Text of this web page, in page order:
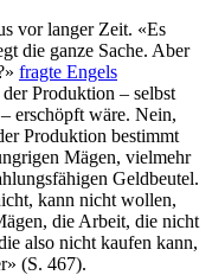
vor langer Zeit. «Es
die ganze Sache. Aber
fragte Engels
Produktion – selbst
erschöpft wäre. Nein,
Produktion bestimmt
Mägen, vielmehr
Geldbeutel.
kann nicht wollen,
die Arbeit, die nicht
also nicht kaufen kann,
(S. 467).